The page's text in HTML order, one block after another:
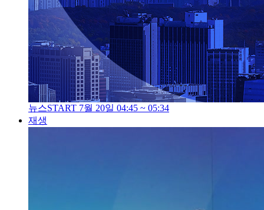
뉴스START 7월 20일 04:45 ~ 05:34
재생